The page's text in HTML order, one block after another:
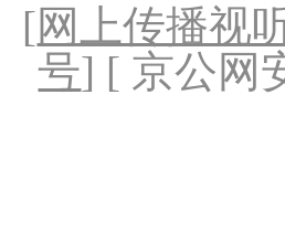
[网上传播视
号] [ 京公网